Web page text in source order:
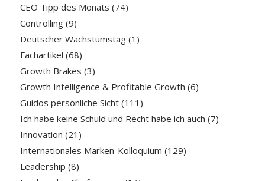
CEO Tipp des Monats (74)
Controlling(9)
Deutscher Wachstumstag(1)
Fachartikel (68)
Growth Brakes (3)
Growth Intelligence & Profitable Growth (6)
Guidos persönliche Sicht(111)
Ich habe keine Schuld und Recht habe ich auch (7)
Innovation (21)
Internationales Marken-Kolloquium (129)
Leadership (8)